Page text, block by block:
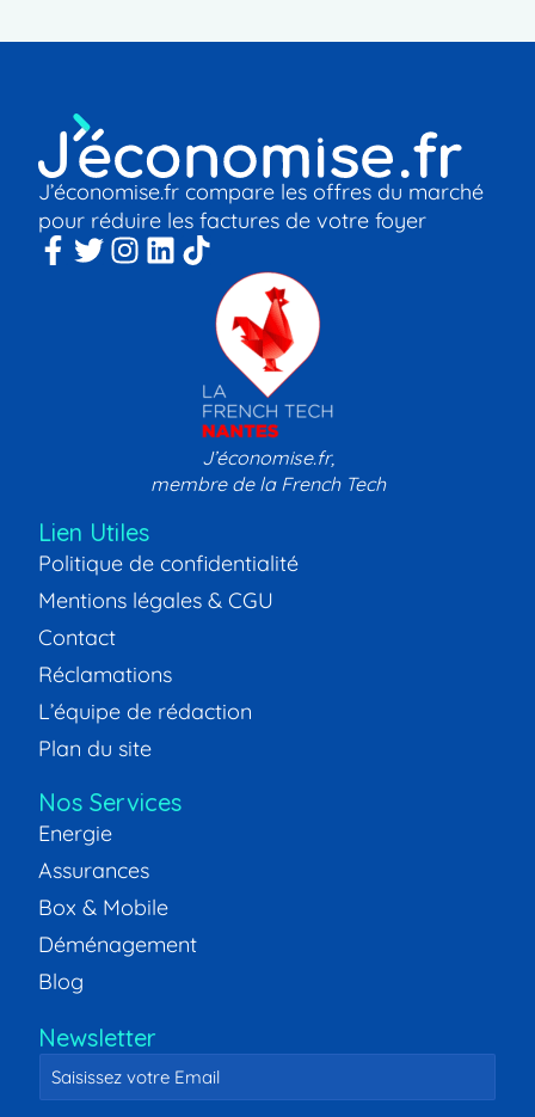
J’économise.fr compare les offres du marché
pour réduire les factures de votre foyer
J’économise.fr,
membre de la French Tech
Lien Utiles
Politique de confidentialité
Mentions légales & CGU
Contact
Réclamations
L’équipe de rédaction
Plan du site
Nos Services
Energie
Assurances
Box & Mobile
Déménagement
Blog
Newsletter